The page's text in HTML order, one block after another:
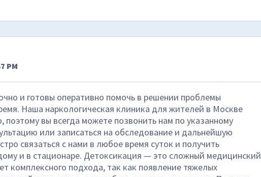
PM
и готовы оперативно помочь в решении проблемы
Наша наркологическая клиника для жителей в Москве
поэтому вы всегда можете позвонить нам по указанному
или записаться на обследование и дальнейшую
связаться с нами в любое время суток и получить
и в стационаре. Детоксикация — это сложный медицинский
комплексного подхода, так как появление тяжелых